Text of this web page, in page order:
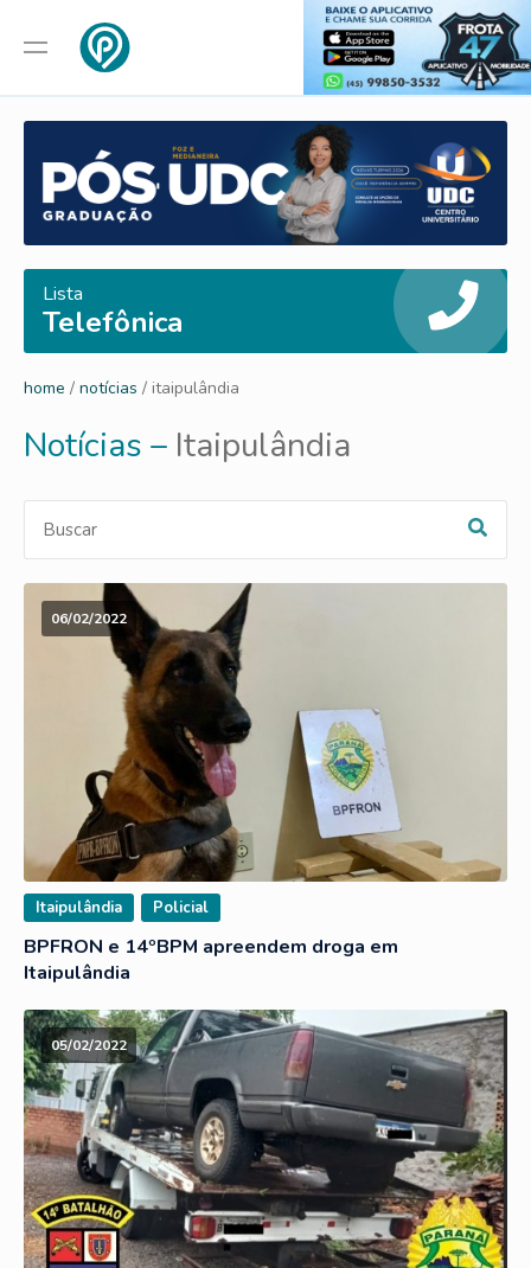
Lista
Telefônica
home / notícias / itaipulândia
Notícias – Itaipulândia
06/02/2022
Itaipulândia Policial
BPFRON e 14ºBPM apreendem droga em
Itaipulândia
05/02/2022